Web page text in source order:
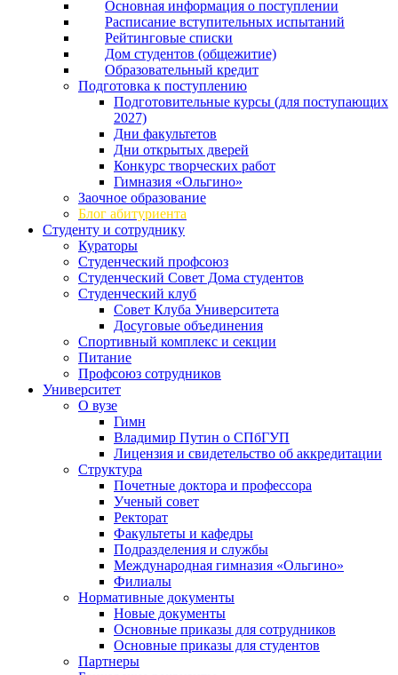
Основная информация о поступлении
Расписание вступительных испытаний
Рейтинговые списки
Дом студентов (общежитие)
Образовательный кредит
Подготовка к поступлению
Подготовительные курсы (для поступающих
2027)
Дни факультетов
Дни открытых дверей
Конкурс творческих работ
Гимназия «Ольгино»
Заочное образование
Блог абитуриента
Студенту и сотруднику
Кураторы
Студенческий профсоюз
Студенческий Совет Дома студентов
Студенческий клуб
Совет Клуба Университета
Досуговые объединения
Спортивный комплекс и секции
Питание
Профсоюз сотрудников
Университет
О вузе
Гимн
Владимир Путин о СПбГУП
Лицензия и свидетельство об аккредитации
Структура
Почетные доктора и профессора
Ученый совет
Ректорат
Факультеты и кафедры
Подразделения и службы
Международная гимназия «Ольгино»
Филиалы
Нормативные документы
Новые документы
Основные приказы для сотрудников
Основные приказы для студентов
Партнеры